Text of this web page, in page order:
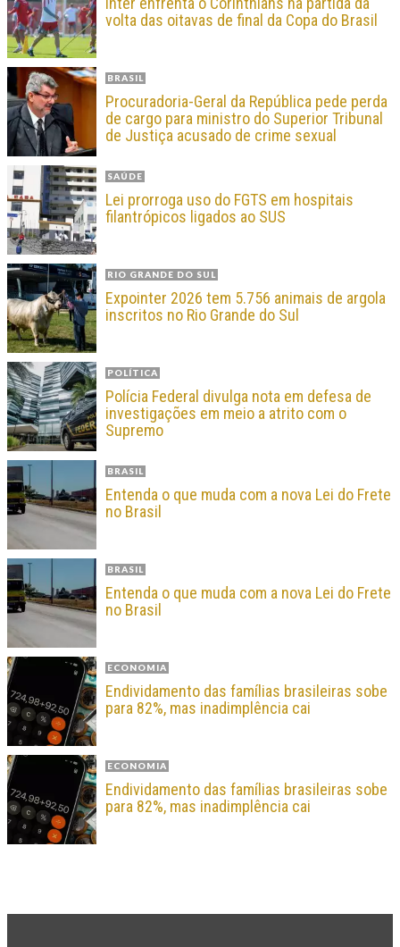
volta das oitavas de final da Copa do Brasil
BRASIL
Procuradoria-Geral da República pede perda
de cargo para ministro do Superior Tribunal
de Justiça acusado de crime sexual
SAÚDE
Lei prorroga uso do FGTS em hospitais
filantrópicos ligados ao SUS
RIO GRANDE DO SUL
Expointer 2026 tem 5.756 animais de argola
inscritos no Rio Grande do Sul
POLÍTICA
Polícia Federal divulga nota em defesa de
investigações em meio a atrito com o
Supremo
BRASIL
Entenda o que muda com a nova Lei do Frete
no Brasil
BRASIL
Entenda o que muda com a nova Lei do Frete
no Brasil
ECONOMIA
Endividamento das famílias brasileiras sobe
para 82%, mas inadimplência cai
ECONOMIA
Endividamento das famílias brasileiras sobe
para 82%, mas inadimplência cai